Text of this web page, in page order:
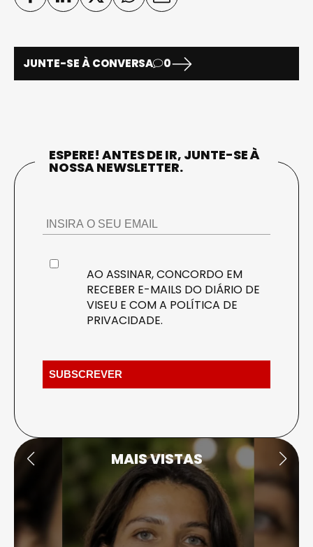
JUNTE-SE À CONVERSA 0
ESPERE! ANTES DE IR, JUNTE-SE À
NOSSA NEWSLETTER.
AO ASSINAR, CONCORDO EM
RECEBER E-MAILS DO DIÁRIO DE
VISEU E COM A POLÍTICA DE
PRIVACIDADE.
MAIS VISTAS